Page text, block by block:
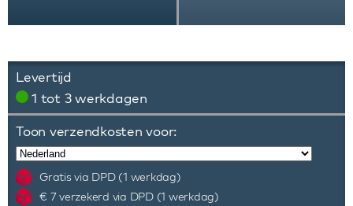
Levertijd
1 tot 3 werkdagen
Toon verzendkosten voor:
Gratis via DPD (1 werkdag)
€ 7 verzekerd via DPD (1 werkdag)